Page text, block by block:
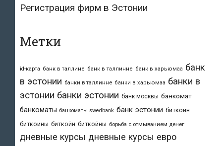
Регистрация фирм в Эстонии
Метки
id-карта банк в таллине банк в таллинне банк в харьюмаа банк
в эстонии банки в таллинне банки в харьюмаа банки в
эстонии банки эстонии банк москвы банкомат
банкоматы банкоматы swedbank банк эстонии биткоин
биткоины биткойн биткойны борьба с отмыванием денег
дневные курсы дневные курсы евро